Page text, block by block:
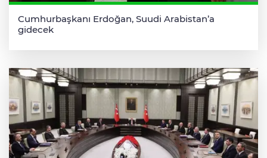
Cumhurbaşkanı Erdoğan, Suudi Arabistan’a
gidecek